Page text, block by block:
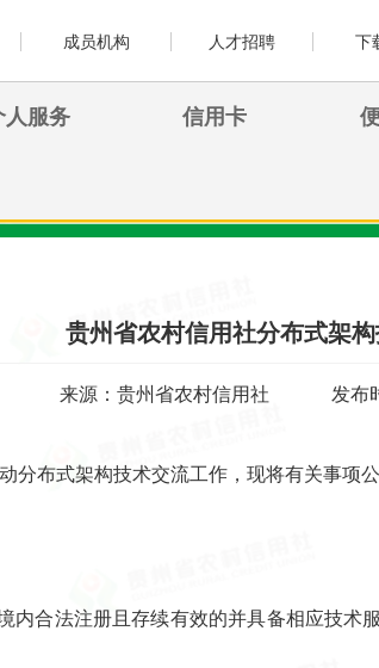
成员机构 人才招聘 下
人服务 信用卡
贵州省农村信用社分布式架
来源：贵州省农村信用社 发布
布式架构技术交流工作，现将有关事项公
合法注册且存续有效的并具备相应技术